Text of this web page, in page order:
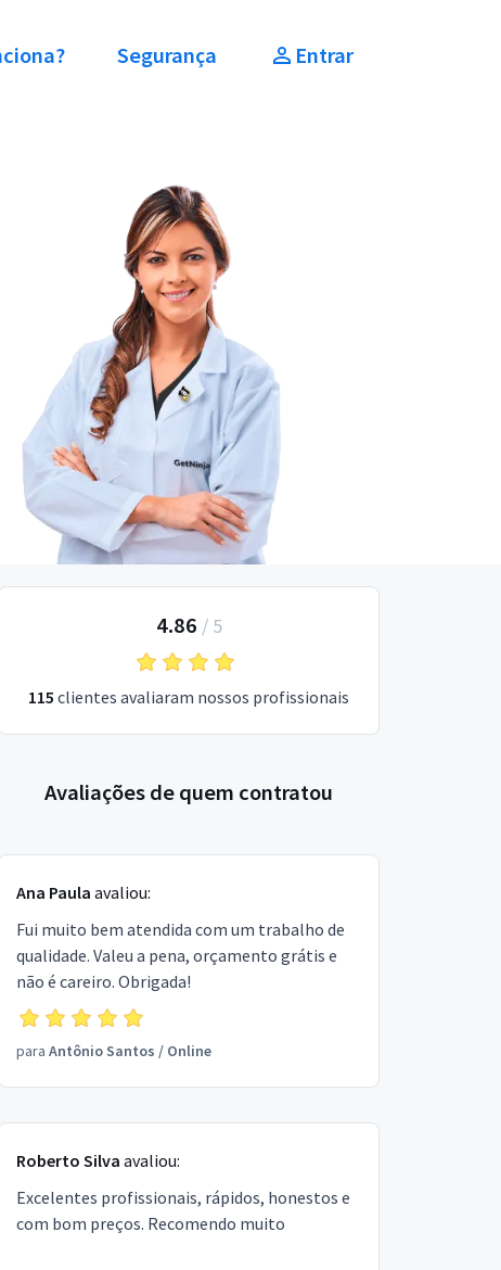
Segurança Entrar
4.86 / 5
115 clientes avaliaram nossos profissionais
Avaliações de quem contratou
Ana Paula avaliou:
Fui muito bem atendida com um trabalho de
qualidade. Valeu a pena, orçamento grátis e
não é careiro. Obrigada!
para Antônio Santos / Online
Roberto Silva avaliou:
Excelentes profissionais, rápidos, honestos e
com bom preços. Recomendo muito